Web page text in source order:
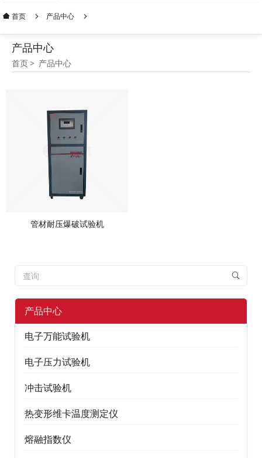
首页 产品中心
产品中心
首页 产品中心
管材耐压爆破试验机
产品中心
电子万能试验机
电子压力试验机
冲击试验机
热变形维卡温度测定仪
熔融指数仪